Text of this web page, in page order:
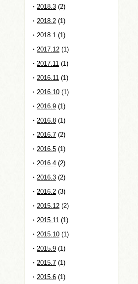
2018.3 (2)
2018.2 (1)
2018.1 (1)
2017.12 (1)
2017.11 (1)
2016.11 (1)
2016.10 (1)
2016.9 (1)
2016.8 (1)
2016.7 (2)
2016.5 (1)
2016.4 (2)
2016.3 (2)
2016.2 (3)
2015.12 (2)
2015.11 (1)
2015.10 (1)
2015.9 (1)
2015.7 (1)
2015.6 (1)